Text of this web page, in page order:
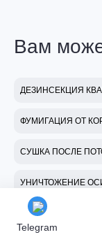
Вам
ДЕЗИНСЕКЦИЯ
ФУМИГАЦИЯ ОТ
СУШКА ПОСЛЕ
УНИЧТОЖЕНИЕ
Telegram